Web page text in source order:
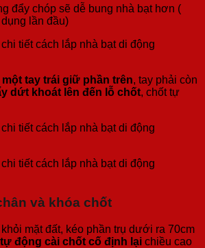
đẩy chóp sẽ dễ bung nhà bạt hơn (
lần đầu)
một tay trái giữ phần trên, tay phải còn
dứt khoát lên đến lỗ chốt, chốt tự
và khóa chốt
mặt đất, kéo phần trụ dưới ra 70cm
động cài chốt cố định lại chiều cao